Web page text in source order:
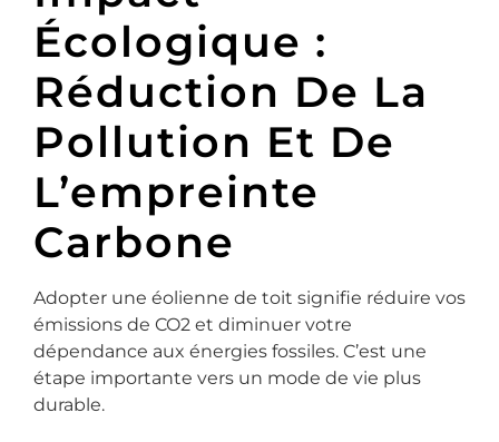
Écologique :
Réduction De La
Pollution Et De
L’empreinte
Carbone
Adopter une éolienne de toit signifie réduire vos
émissions de CO2 et diminuer votre
dépendance aux énergies fossiles. C’est une
étape importante vers un mode de vie plus
durable.